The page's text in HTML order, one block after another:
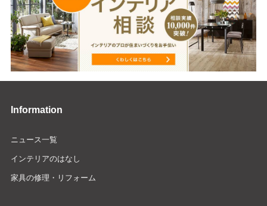
Information
ニュース一覧
インテリアのはなし
家具の修理・リフォーム